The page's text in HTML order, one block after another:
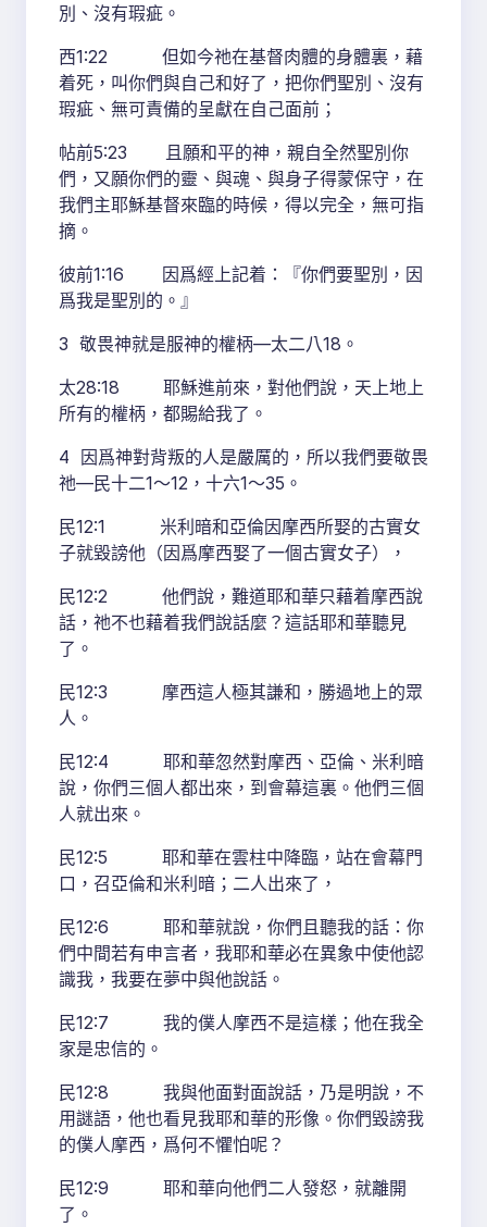
別、沒有瑕疵。
西1:22 但如今祂在基督肉體的身體裏，藉
着死，叫你們與自己和好了，把你們聖別、沒有
瑕疵、無可責備的呈獻在自己面前；
帖前5:23 且願和平的神，親自全然聖別你
們，又願你們的靈、與魂、與身子得蒙保守，在
我們主耶穌基督來臨的時候，得以完全，無可指
摘。
彼前1:16 因爲經上記着：『你們要聖別，因
爲我是聖別的。』
3 敬畏神就是服神的權柄—太二八18。
太28:18 耶穌進前來，對他們說，天上地上
所有的權柄，都賜給我了。
4 因爲神對背叛的人是嚴厲的，所以我們要敬畏
祂—民十二1～12，十六1～35。
民12:1 米利暗和亞倫因摩西所娶的古實女
子就毀謗他（因爲摩西娶了一個古實女子），
民12:2 他們說，難道耶和華只藉着摩西說
話，祂不也藉着我們說話麼？這話耶和華聽見
了。
民12:3 摩西這人極其謙和，勝過地上的眾
人。
民12:4 耶和華忽然對摩西、亞倫、米利暗
說，你們三個人都出來，到會幕這裏。他們三個
人就出來。
民12:5 耶和華在雲柱中降臨，站在會幕門
口，召亞倫和米利暗；二人出來了，
民12:6 耶和華就說，你們且聽我的話：你
們中間若有申言者，我耶和華必在異象中使他認
識我，我要在夢中與他說話。
民12:7 我的僕人摩西不是這樣；他在我全
家是忠信的。
民12:8 我與他面對面說話，乃是明說，不
用謎語，他也看見我耶和華的形像。你們毀謗我
的僕人摩西，爲何不懼怕呢？
民12:9 耶和華向他們二人發怒，就離開
了。